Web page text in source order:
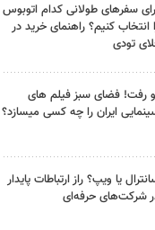
سفرهای طولانی کدام اتوبوس
انتخاب کنیم؟ راهنمای خرید در
تودی
رفت! فضای سبز فیلم های
ایران را چه کسی میسازد؟
یا ویپ؟ راز ارتباطات پایدار
شرکت‌های حرفه‌ای